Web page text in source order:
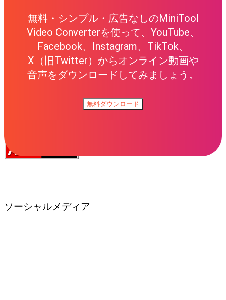
無料・シンプル・広告なしのMiniTool
Video Converterを使って、YouTube、
Facebook、Instagram、TikTok、
X（旧Twitter）からオンライン動画や
音声をダウンロードしてみましょう。
無料ダウンロード
ソーシャルメディア